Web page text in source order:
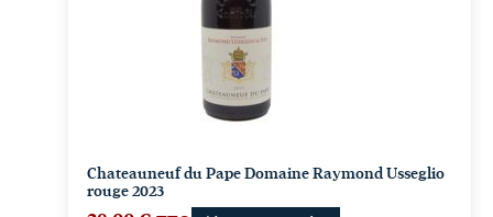
Chateauneuf du Pape Domaine Raymond Usseglio
rouge 2023